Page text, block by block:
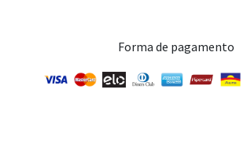
Forma de pagamento